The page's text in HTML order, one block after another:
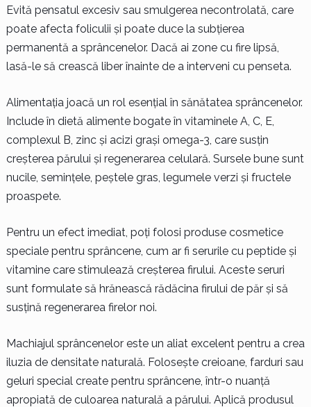
Evită pensatul excesiv sau smulgerea necontrolată, care
poate afecta foliculii și poate duce la subțierea
permanentă a sprâncenelor. Dacă ai zone cu fire lipsă,
lasă-le să crească liber înainte de a interveni cu penseta.
Alimentația joacă un rol esențial în sănătatea sprâncenelor.
Include în dietă alimente bogate în vitaminele A, C, E,
complexul B, zinc și acizi grași omega-3, care susțin
creșterea părului și regenerarea celulară. Sursele bune sunt
nucile, semințele, peștele gras, legumele verzi și fructele
proaspete.
Pentru un efect imediat, poți folosi produse cosmetice
speciale pentru sprâncene, cum ar fi serurile cu peptide și
vitamine care stimulează creșterea firului. Aceste seruri
sunt formulate să hrănească rădăcina firului de păr și să
susțină regenerarea firelor noi.
Machiajul sprâncenelor este un aliat excelent pentru a crea
iluzia de densitate naturală. Folosește creioane, farduri sau
geluri special create pentru sprâncene, într-o nuanță
apropiată de culoarea naturală a părului. Aplică produsul